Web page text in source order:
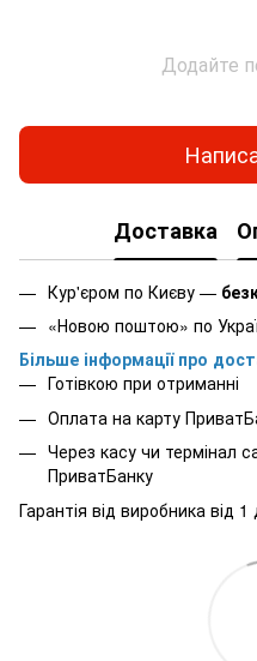
Додайте
Доставка
Кур'єром по Києву —
«Новою поштою» по
Більше інформації про
Готівкою при отриманні
Оплата на карту
Через касу чи термінал
ПриватБанку
Гарантія від виробника від 1